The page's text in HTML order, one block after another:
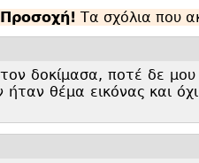
Προσοχή! Τα σχόλια που
δοκίμασα, ποτέ δε
θέμα εικόνας και